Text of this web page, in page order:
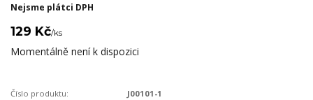
Nejsme plátci DPH
129 Kč/ks
Momentálně není k dispozici
Číslo produktu:
J00101-1